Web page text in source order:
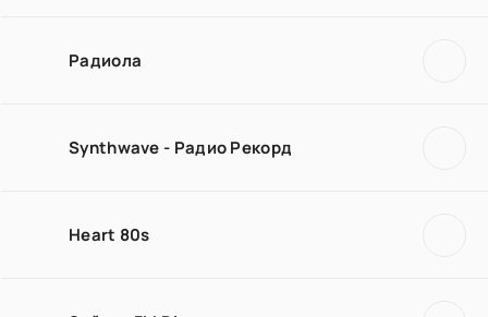
Радиола
Synthwave - Радио Рекорд
Heart 80s